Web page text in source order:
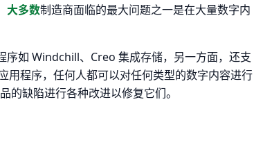
大多数制造商面临的最大问题之一是在大量数字内
序如 Windchill、Creo 集成存储，另一方面，还支
用程序，任何人都可以对任何类型的数字内容进行
的缺陷进行各种改进以修复它们。